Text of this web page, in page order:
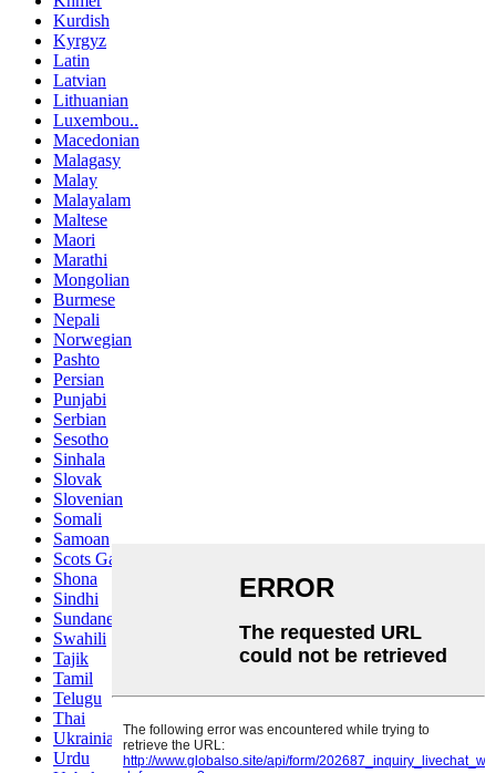
Kurdish
Kyrgyz
Latin
Latvian
Lithuanian
Luxembou..
Macedonian
Malagasy
Malay
Malayalam
Maltese
Maori
Marathi
Mongolian
Burmese
Nepali
Norwegian
Pashto
Persian
Punjabi
Serbian
Sesotho
Sinhala
Slovak
Slovenian
Somali
Samoan
Scots Gaelic
Shona
Sindhi
Sundanese
Swahili
Tajik
Tamil
Telugu
Thai
Ukrainian
Urdu